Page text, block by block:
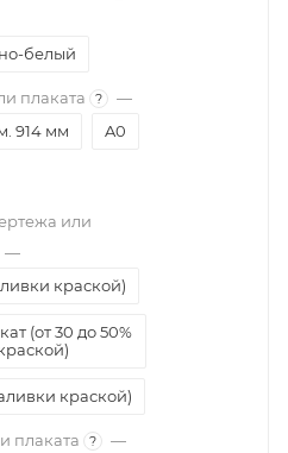
белый
плаката ?
—
914 мм A0
или
—
краской)
(от 30 до 50%
краской)
плаката ?
—